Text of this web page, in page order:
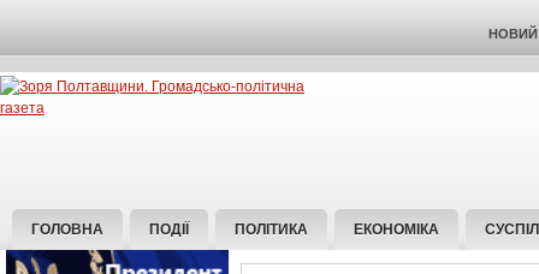
НОВИЙ
ГОЛОВНА ПОДІЇ ПОЛІТИКА ЕКОНОМІКА